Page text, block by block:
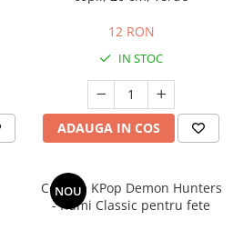
12 RON
IN STOC
ADAUGA IN COS
NOU
Costum KPop Demon Hunters
- Rumi Classic pentru fete